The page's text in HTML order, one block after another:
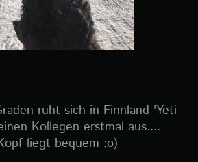
ruht sich in Finnland 'Yeti
Kollegen erstmal aus....
liegt bequem ;o)